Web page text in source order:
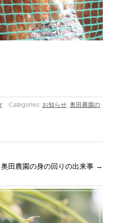
Categories: お知らせ, 奥田農園の
田農園の身の回りの出来事 →